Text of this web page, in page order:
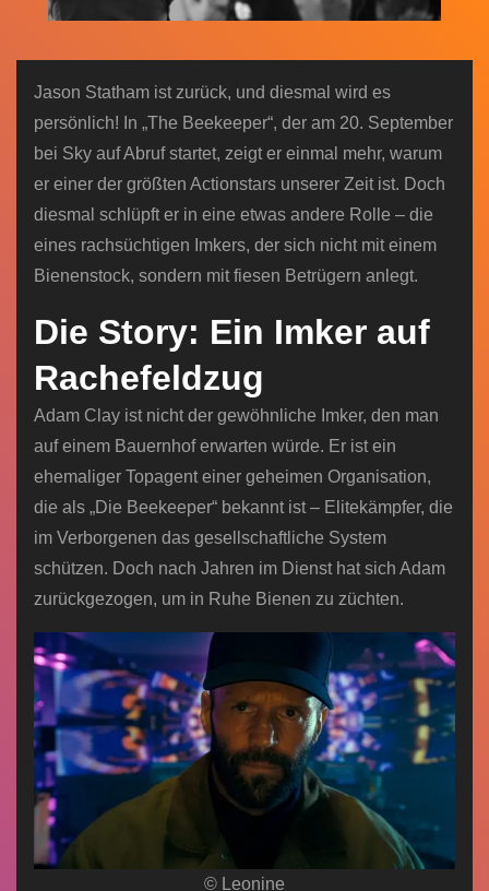
Jason Statham ist zurück, und diesmal wird es
persönlich! In „The Beekeeper“, der am 20. September
bei Sky auf Abruf startet, zeigt er einmal mehr, warum
er einer der größten Actionstars unserer Zeit ist. Doch
diesmal schlüpft er in eine etwas andere Rolle – die
eines rachsüchtigen Imkers, der sich nicht mit einem
Bienenstock, sondern mit fiesen Betrügern anlegt.
Die Story: Ein Imker auf
Rachefeldzug
Adam Clay ist nicht der gewöhnliche Imker, den man
auf einem Bauernhof erwarten würde. Er ist ein
ehemaliger Topagent einer geheimen Organisation,
die als „Die Beekeeper“ bekannt ist – Elitekämpfer, die
im Verborgenen das gesellschaftliche System
schützen. Doch nach Jahren im Dienst hat sich Adam
zurückgezogen, um in Ruhe Bienen zu züchten.
© Leonine